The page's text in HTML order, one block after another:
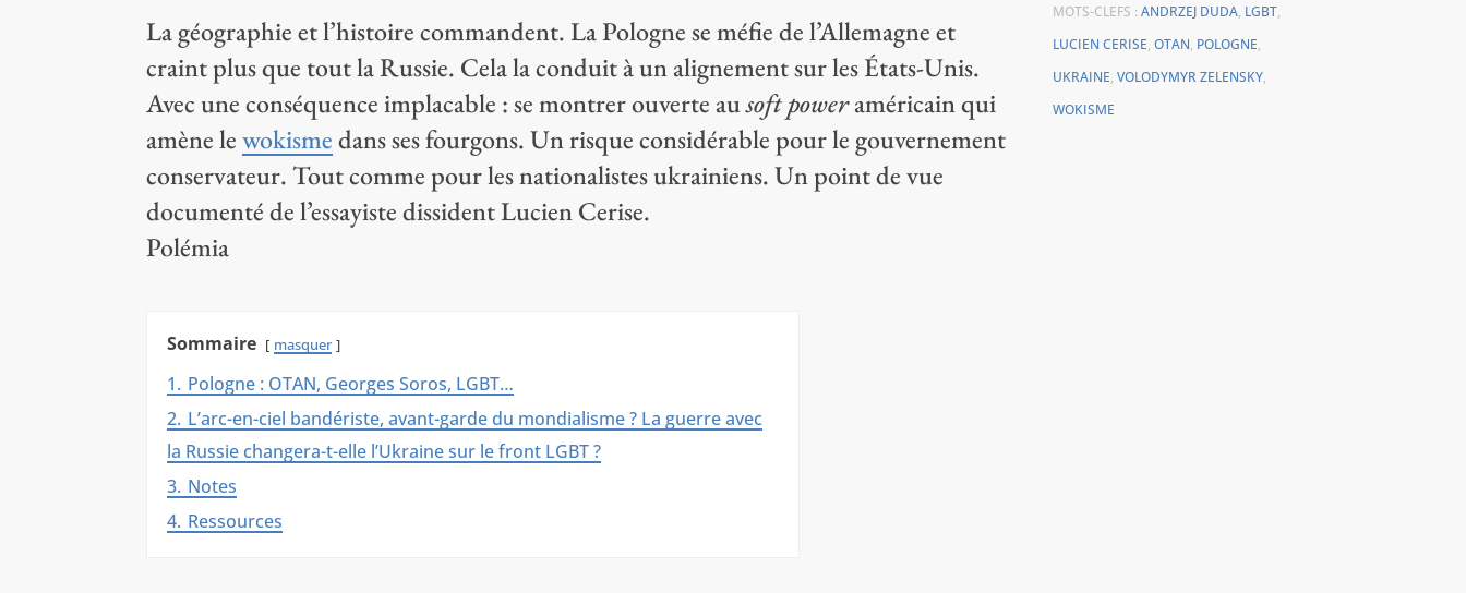
La géographie et l’histoire commandent. La Pologne se méfie de l’Allemagne et
craint plus que tout la Russie. Cela la conduit à un alignement sur les États-Unis.
Avec une conséquence implacable : se montrer ouverte ausoft poweraméricain qui
amène lewokismedans ses fourgons. Un risque considérable pour le gouvernement
conservateur. Tout comme pour les nationalistes ukrainiens. Un point de vue
documenté de l’essayiste dissident Lucien Cerise.
Polémia
Sommaire masquer
1. Pologne : OTAN, Georges Soros, LGBT…
2. L’arc-en-ciel bandériste, avant-garde du mondialisme ? La guerre avec
la Russie changera-t-elle l’Ukraine sur le front LGBT ?
3. Notes
4. Ressources
MOTS-CLEFS : ANDRZEJ DUDA, LGBT,
LUCIEN CERISE, OTAN, POLOGNE,
UKRAINE, VOLODYMYR ZELENSKY,
WOKISME